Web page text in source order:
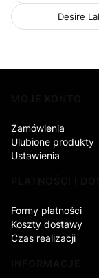
Desire
Zamówienia
Ulubione produkty
Ustawienia
Formy płatności
Koszty dostawy
Czas realizacji